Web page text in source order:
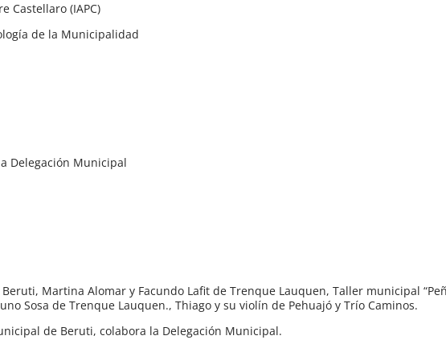
Castellaro (IAPC)
de la Municipalidad
Delegación Municipal
Martina Alomar y Facundo Lafit de Trenque Lauquen, Taller municipal
Sosa de Trenque Lauquen., Thiago y su violín de Pehuajó y Trío Caminos.
de Beruti, colabora la Delegación Municipal.